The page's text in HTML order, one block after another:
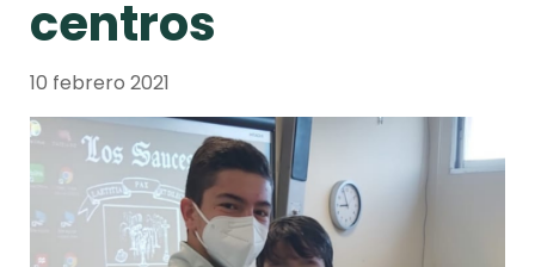
centros
10 febrero 2021